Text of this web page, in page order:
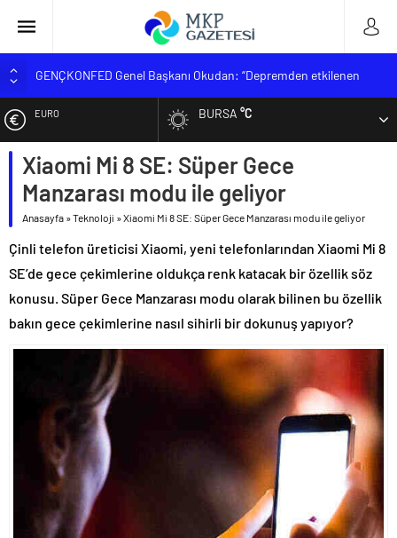
GENÇKONFED Genel Başkanı Okudan: “Depremden etkilenen
Zorlu TÖRE ‘Şehitlerimizi Rahmetle Anıyorum’
MUSTAFAKEMALPAŞA MESLEK YÜKSEKOKULU YENİ
ÖĞRENCİLERİNİ BEKLİYOR
BİK Genel Müdürü Erkılınç; ‘Sahte trafik akışına müsaade
etmeyeceğiz’
EURO
ALTIN
BİST
DOLAR
BURSA°C
Xiaomi Mi 8 SE: Süper Gece
Manzarası modu ile geliyor
Anasayfa »Teknoloji »Xiaomi Mi 8 SE: Süper Gece Manzarası modu ile geliyor
Çinli telefon üreticisi Xiaomi, yeni telefonlarından Xiaomi Mi 8
SE’de gece çekimlerine oldukça renk katacak bir özellik söz
konusu. Süper Gece Manzarası modu olarak bilinen bu özellik
bakın gece çekimlerine nasıl sihirli bir dokunuş yapıyor?